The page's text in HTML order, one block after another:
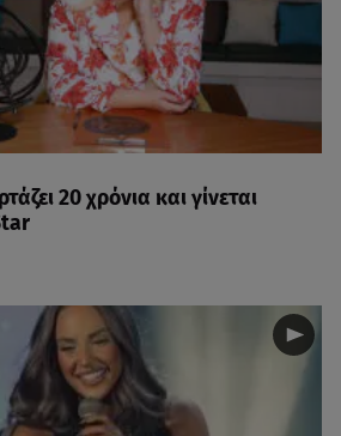
20 χρόνια και γίνεται